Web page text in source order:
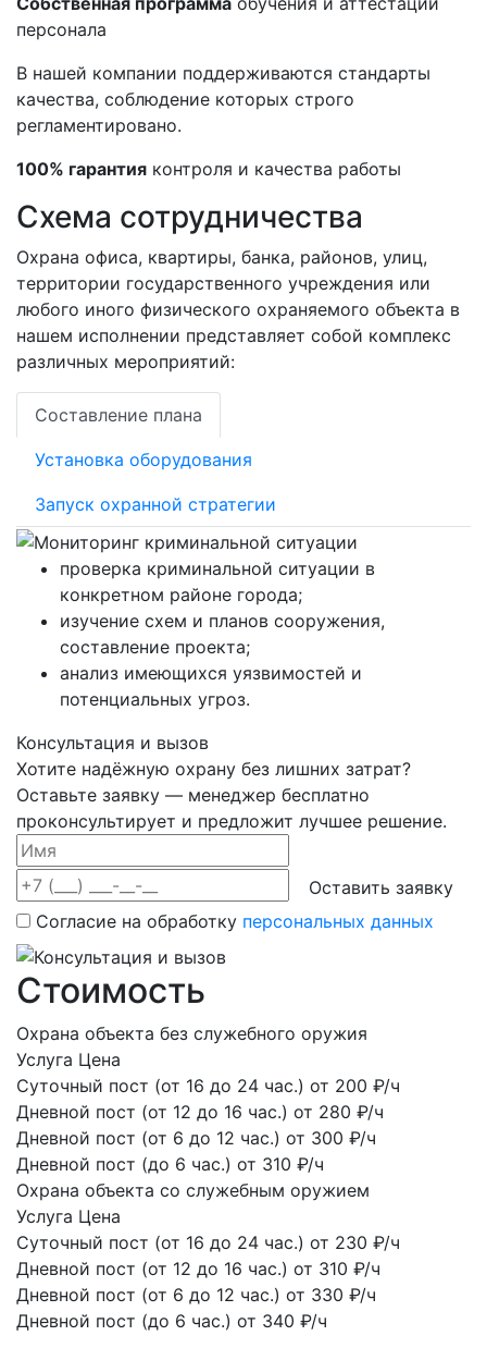
персонала
В нашей компании поддерживаются стандарты
качества, соблюдение которых строго
регламентировано.
100% гарантия контроля и качества работы
Схема сотрудничества
Охрана офиса, квартиры, банка, районов, улиц,
территории государственного учреждения или
любого иного физического охраняемого объекта в
нашем исполнении представляет собой комплекс
различных мероприятий:
Составление плана
Установка оборудования
Запуск охранной стратегии
проверка криминальной ситуации в
конкретном районе города;
изучение схем и планов сооружения,
составление проекта;
анализ имеющихся уязвимостей и
потенциальных угроз.
Консультация и вызов
Хотите надёжную охрану без лишних затрат?
Оставьте заявку — менеджер бесплатно
проконсультирует и предложит лучшее решение.
Оставить заявку
Согласие на обработку персональных данных
Стоимость
Охрана объекта без служебного оружия
Услуга Цена
Суточный пост (от 16 до 24 час.) от 200 ₽/ч
Дневной пост (от 12 до 16 час.) от 280 ₽/ч
Дневной пост (от 6 до 12 час.) от 300 ₽/ч
Дневной пост (до 6 час.) от 310 ₽/ч
Охрана объекта со служебным оружием
Услуга Цена
Суточный пост (от 16 до 24 час.) от 230 ₽/ч
Дневной пост (от 12 до 16 час.) от 310 ₽/ч
Дневной пост (от 6 до 12 час.) от 330 ₽/ч
Дневной пост (до 6 час.) от 340 ₽/ч